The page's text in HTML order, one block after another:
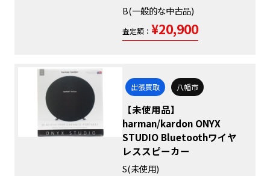
B(一般的な中古品)
査定額： ¥20,900
出張買取 八幡市
【未使用品】
harman/kardon ONYX
STUDIO Bluetoothワイヤ
レススピーカー
S(未使用)